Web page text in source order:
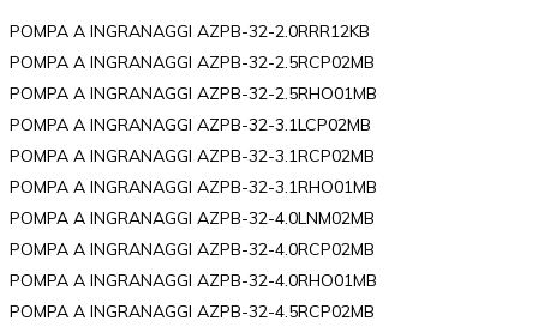
POMPA A INGRANAGGI AZPB-32-2.0RRR12KB
POMPA A INGRANAGGI AZPB-32-2.5RCP02MB
POMPA A INGRANAGGI AZPB-32-2.5RHO01MB
POMPA A INGRANAGGI AZPB-32-3.1LCP02MB
POMPA A INGRANAGGI AZPB-32-3.1RCP02MB
POMPA A INGRANAGGI AZPB-32-3.1RHO01MB
POMPA A INGRANAGGI AZPB-32-4.0LNM02MB
POMPA A INGRANAGGI AZPB-32-4.0RCP02MB
POMPA A INGRANAGGI AZPB-32-4.0RHO01MB
POMPA A INGRANAGGI AZPB-32-4.5RCP02MB